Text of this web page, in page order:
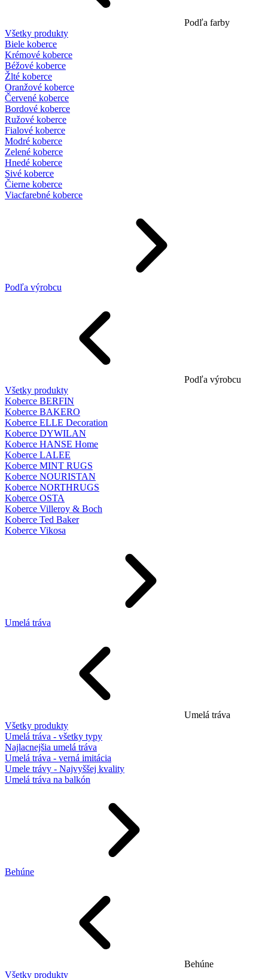
Podľa farby
Všetky produkty
Biele koberce
Krémové koberce
Béžové koberce
Žlté koberce
Oranžové koberce
Červené koberce
Bordové koberce
Ružové koberce
Fialové koberce
Modré koberce
Zelené koberce
Hnedé koberce
Sivé koberce
Čierne koberce
Viacfarebné koberce
Podľa výrobcu
Podľa výrobcu
Všetky produkty
Koberce BERFIN
Koberce BAKERO
Koberce ELLE Decoration
Koberce DYWILAN
Koberce HANSE Home
Koberce LALEE
Koberce MINT RUGS
Koberce NOURISTAN
Koberce NORTHRUGS
Koberce OSTA
Koberce Villeroy & Boch
Koberce Ted Baker
Koberce Vikosa
Umelá tráva
Umelá tráva
Všetky produkty
Umelá tráva - všetky typy
Najlacnejšia umelá tráva
Umelá tráva - verná imitácia
Umele trávy - Najvyššej kvality
Umelá tráva na balkón
Behúne
Behúne
Všetky produkty